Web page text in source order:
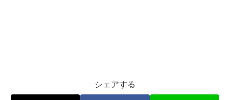
シェアする